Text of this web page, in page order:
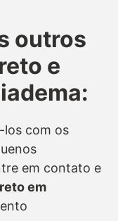
outros
e
los com os
em contato e
em